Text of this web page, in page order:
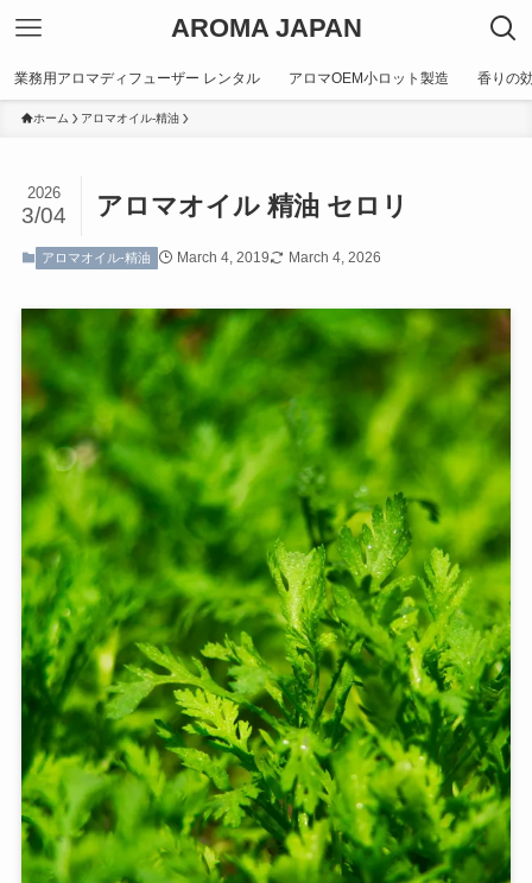
AROMA JAPAN
業務用アロマディフューザー レンタル アロマOEM小ロット製造 香りの
ホーム アロマオイル-精油
アロマオイル 精油 セロリ
2026
3/04
アロマオイル-精油 March 4, 2019 March 4, 2026